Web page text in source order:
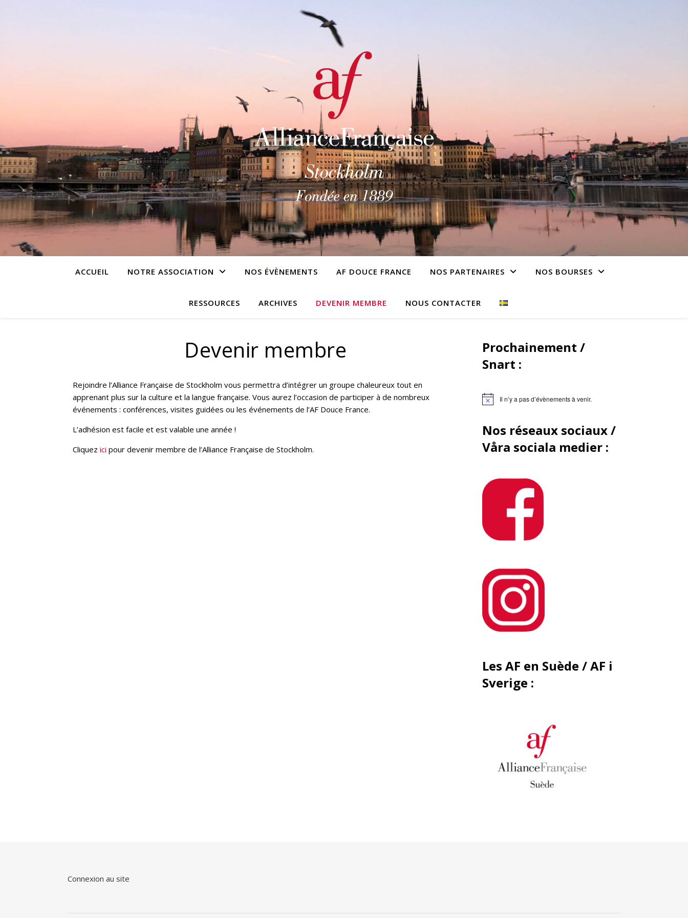
ACCUEIL NOTRE ASSOCIATION NOS ÉVÈNEMENTS AF DOUCE FRANCE NOS PARTENAIRES NOS BOURSES
RESSOURCES ARCHIVES DEVENIR MEMBRE NOUS CONTACTER
Devenir membre
Rejoindre l’Alliance Française de Stockholm vous permettra d’intégrer un groupe chaleureux tout en
apprenant plus sur la culture et la langue française. Vous aurez l’occasion de participer à de nombreux
événements : conférences, visites guidées ou les événements de l’AF Douce France.
L’adhésion est facile et est valable une année !
Cliquez ici pour devenir membre de l’Alliance Française de Stockholm.
Prochainement /
Snart :
Il n’y a pas d’évènements à venir.
Nos réseaux sociaux /
Våra sociala medier :
Les AF en Suède / AF i
Sverige :
Connexion au site